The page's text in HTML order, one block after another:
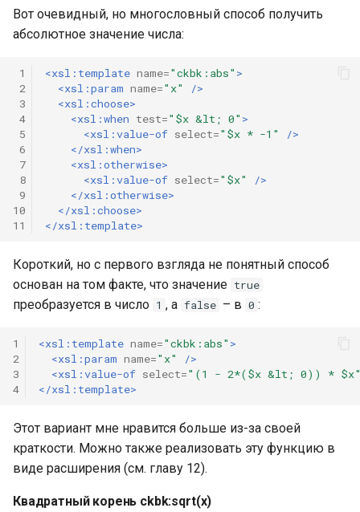
к
а
Вот очевидный, но многословный способ получить
абсолютное значение числа:
1
2
3
4
5
6
7
8
9
10
11
<xsl:template name="ckbk:abs" >
<xsl:param name="x"
/>
<xsl:choose>
<xsl:when test="$x &lt; 0" >
<xsl:value-of select="$x * -1"
/>
</xsl:when>
<xsl:otherwise>
<xsl:value-of select="$x"
/>
</xsl:otherwise>
</xsl:choose>
</xsl:template>
Короткий, но с первого взгляда не понятный способ
основан на том факте, что значение true
преобразуется в число 1 , а false – в 0 :
1
2
3
4
<xsl:template name="ckbk:abs" >
<xsl:param name="x"
/>
<xsl:value-of select="(1 - 2*($x &lt; 0)) *
</xsl:template>
Этот вариант мне нравится больше из-за своей
краткости. Можно также реализовать эту функцию в
виде расширения (см. главу 12).
Квадратный корень ckbk:sqrt(x)